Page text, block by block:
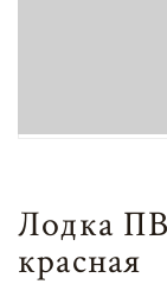
Лодка
красная